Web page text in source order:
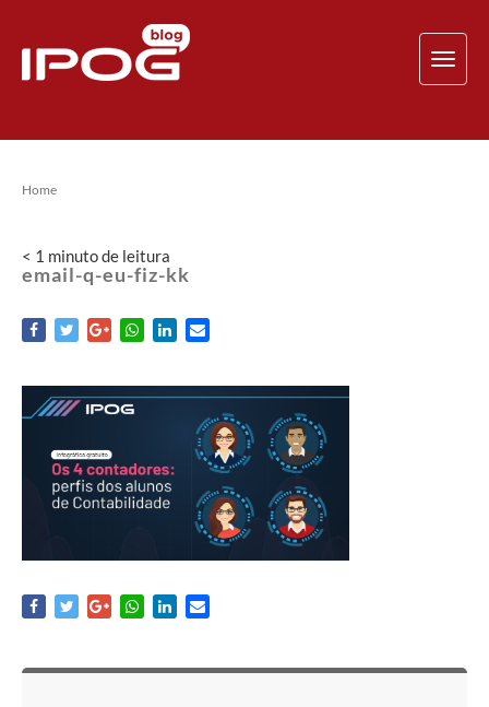
Home
< 1 minutode leitura
email-q-eu-fiz-kk